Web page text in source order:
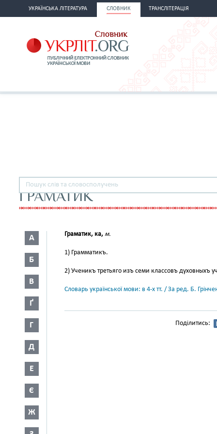
УКРАЇНСЬКА ЛІТЕРАТУРА СЛОВНИК ТРАНСЛІТЕРАЦІЯ
ГРАМАТИК
А
Б
В
Ґ
Г
Д
Е
Є
Ж
Граматик, ка, м.
1) Грамматикъ.
2) Ученикъ третьяго изъ семи классовъ духовныхъ
Словарь української мови: в 4-х тт. / За ред. Б.
Поділитись: